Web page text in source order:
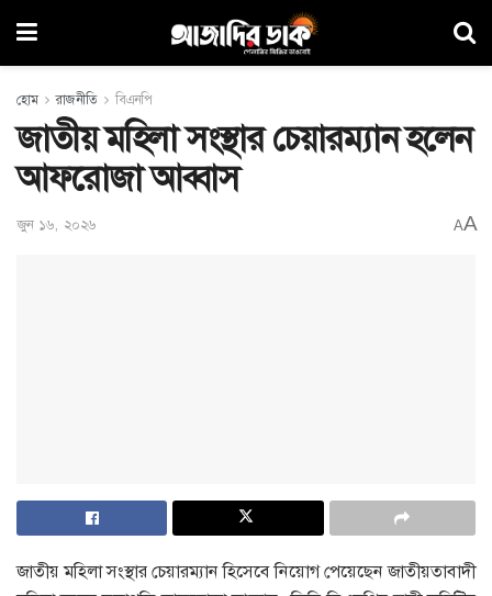
হোম রাজনীতি বিএনপি
জাতীয় মহিলা সংস্থার চেয়ারম্যান হলেন
আফরোজা আব্বাস
জুন ১৬, ২০২৬ AA
জাতীয় মহিলা সংস্থার চেয়ারম্যান হিসেবে নিয়োগ পেয়েছেন জাতীয়তাবাদী